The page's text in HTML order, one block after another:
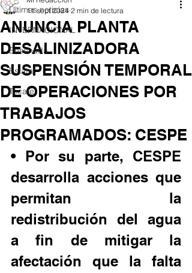
Últimas noticias
INTERNACIONAL
Ensenada
Estatal
Tecate
ANUNCIA PLANTA
DESALINIZADORA
SUSPENSIÓN TEMPORAL
DE OPERACIONES POR
TRABAJOS
PROGRAMADOS: CESPE
11 sept 2024 2 min de lectura
• Por su parte, CESPE
desarrolla acciones que
permitan la
redistribución del agua
a fin de mitigar la
afectación que la falta